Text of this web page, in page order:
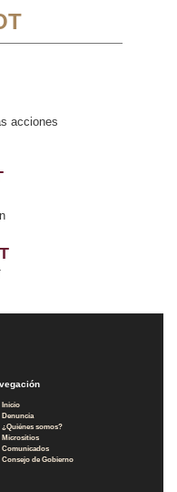
acciones
Inicio
Denuncia
¿Quiénes somos?
Micrositios
Comunicados
Consejo de Gobierno